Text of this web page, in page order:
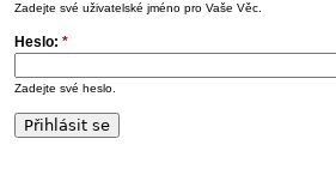
Zadejte své uživatelské jméno pro Vaše Věc.
Heslo: *
Zadejte své heslo.